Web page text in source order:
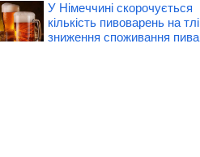
У Німеччині скорочується
кількість пивоварень на тлі
зниження споживання пива